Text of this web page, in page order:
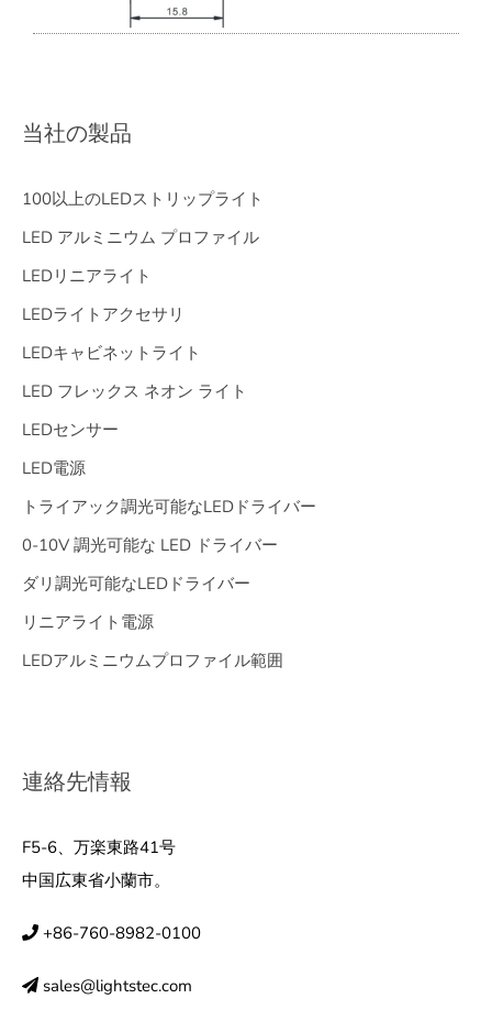
当社の製品
100以上のLEDストリップライト
LED アルミニウム プロファイル
LEDリニアライト
LEDライトアクセサリ
LEDキャビネットライト
LED フレックス ネオン ライト
LEDセンサー
LED電源
トライアック調光可能なLEDドライバー
0-10V 調光可能な LED ドライバー
ダリ調光可能なLEDドライバー
リニアライト電源
LEDアルミニウムプロファイル範囲
連絡先情報
F5-6、万楽東路41号
中国広東省小蘭市。
+86-760-8982-0100
sales@lightstec.com